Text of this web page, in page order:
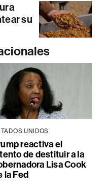
su
UNIDOS
reactiva el
de destituir a la
Lisa Cook
la Fed